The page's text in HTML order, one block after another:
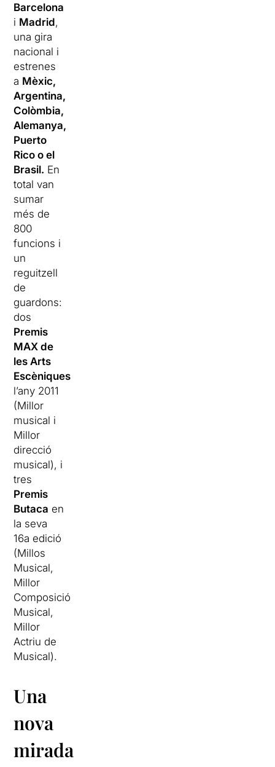
Barcelona
i Madrid,
una gira
nacional i
estrenes
a Mèxic,
Argentina,
Colòmbia,
Alemanya,
Puerto
Rico o el
Brasil. En
total van
sumar
més de
800
funcions i
un
reguitzell
de
guardons:
dos
Premis
MAX de
les Arts
Escèniques
l’any 2011
(Millor
musical i
Millor
direcció
musical), i
tres
Premis
Butaca en
la seva
16a edició
(Millos
Musical,
Millor
Composició
Musical,
Millor
Actriu de
Musical).
Una
nova
mirada